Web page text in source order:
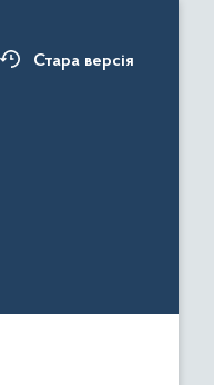
Стара версія